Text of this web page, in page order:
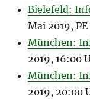
Bielefeld:
Mai 2019,
München:
2019, 16:00
München:
2019, 20:00